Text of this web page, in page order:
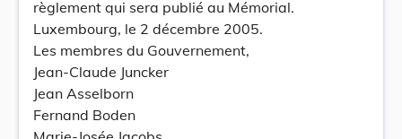
règlement qui sera publié au Mémorial.
Luxembourg, le 2 décembre 2005.
Les membres du Gouvernement,
Jean-Claude Juncker
Jean Asselborn
Fernand Boden